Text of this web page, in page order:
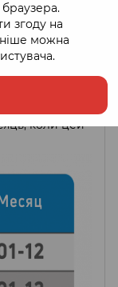
згоду на
можна
.
коли цей